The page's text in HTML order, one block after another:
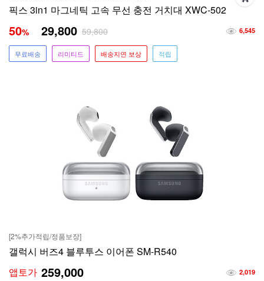
픽스 3in1 마그네틱 고속 무선 충전 거치대 XWC-502
6,545
50% 29,800 59,800
무료배송 리미티드 배송지연 보상 적립
[2%추가적립/정품보장]
갤럭시 버즈4 블루투스 이어폰 SM-R540
2,019
앱토가 259,000